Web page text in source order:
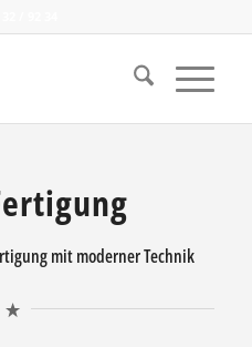
mit moderner Technik